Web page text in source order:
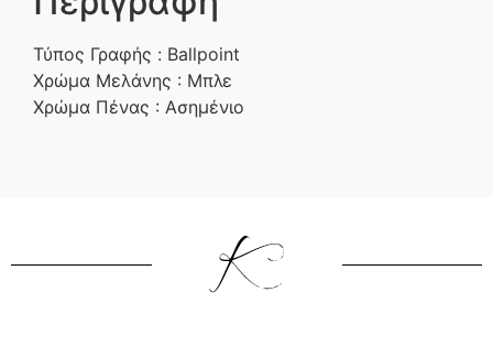
Τύπος Γραφής : Ballpoint
Χρώμα Μελάνης : Μπλε
Χρώμα Πένας : Ασημένιο